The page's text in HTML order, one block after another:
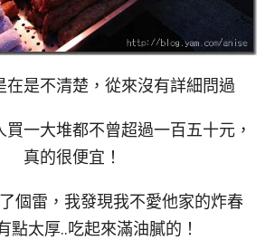
在是不清楚，從來沒有詳細問過
一大堆都不曾超過一百五十元，
真的很便宜！
個雷，我發現我不愛他家的炸春
點太厚..吃起來滿油膩的！